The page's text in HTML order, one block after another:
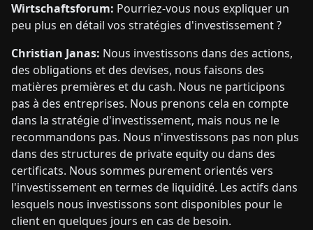
Wirtschaftsforum: Pourriez-vous nous expliquer un
peu plus en détail vos stratégies d'investissement ?
Christian Janas: Nous investissons dans des actions,
des obligations et des devises, nous faisons des
matières premières et du cash. Nous ne participons
pas à des entreprises. Nous prenons cela en compte
dans la stratégie d'investissement, mais nous ne le
recommandons pas. Nous n'investissons pas non plus
dans des structures de private equity ou dans des
certificats. Nous sommes purement orientés vers
l'investissement en termes de liquidité. Les actifs dans
lesquels nous investissons sont disponibles pour le
client en quelques jours en cas de besoin.